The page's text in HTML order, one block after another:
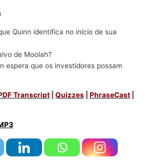
Quinn identifica no início de sua
de Moolah?
espera que os investidores possam
Transcript |Quizzes |PhraseCast